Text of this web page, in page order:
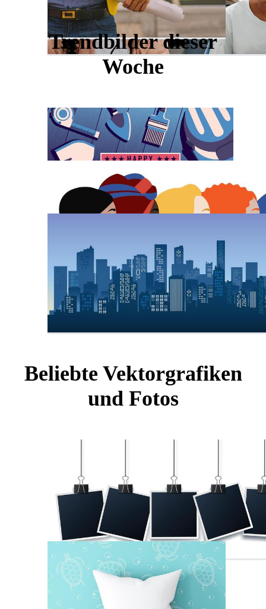
Trendbilder dieser
Woche
Beliebte Vektorgrafiken
und Fotos